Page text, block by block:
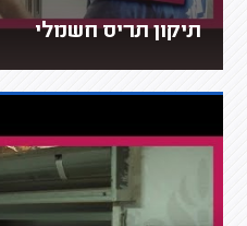
תיקון תריס חשמלי